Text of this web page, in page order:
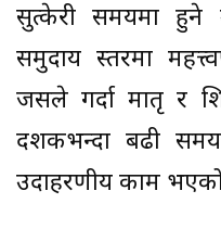
सुत्केरी समयमा
समुदाय स्तरमा
जसले गर्दा मातृ र
दशकभन्दा बढी
उदाहरणीय काम